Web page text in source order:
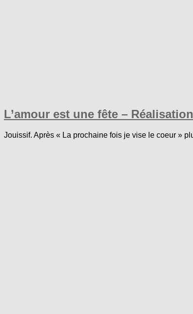
L’amour est une fête –
Jouissif. Après « La prochaine fois je vise le coeur »